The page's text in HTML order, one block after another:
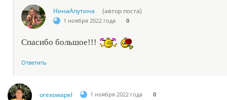
НинаАпутина (автор поста)
1 ноября 2022 года 0
Спасибо большое!!!
Ответить
orexowapel 1 ноября 2022 года 0